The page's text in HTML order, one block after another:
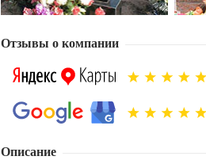
Отзывы о компании
Описание